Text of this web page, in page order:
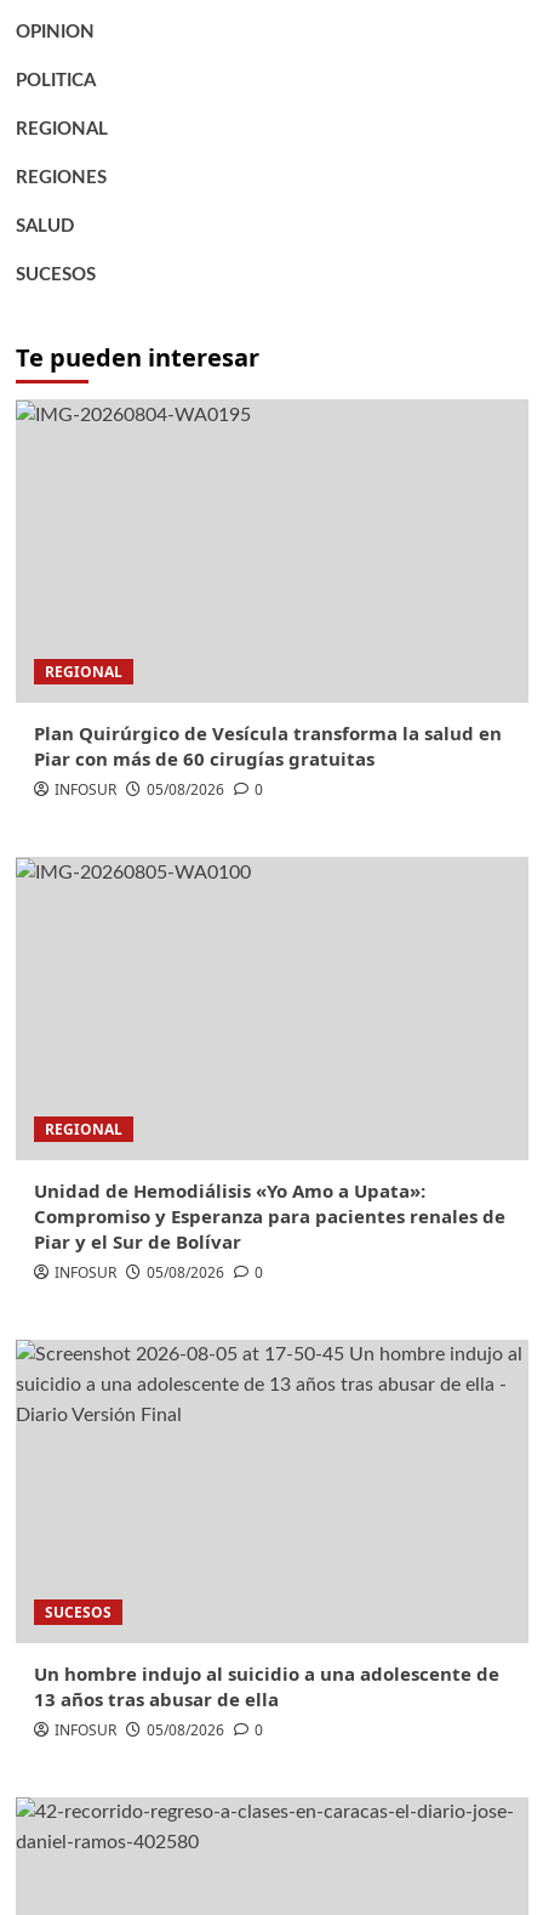
OPINION
POLITICA
REGIONAL
REGIONES
SALUD
SUCESOS
Te pueden interesar
REGIONAL
Plan Quirúrgico de Vesícula transforma la salud en
Piar con más de 60 cirugías gratuitas
INFOSUR 05/08/2026 0
REGIONAL
Unidad de Hemodiálisis «Yo Amo a Upata»:
Compromiso y Esperanza para pacientes renales de
Piar y el Sur de Bolívar
INFOSUR 05/08/2026 0
SUCESOS
Un hombre indujo al suicidio a una adolescente de
13 años tras abusar de ella
INFOSUR 05/08/2026 0